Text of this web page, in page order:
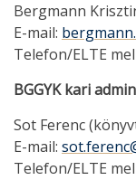
Bergmann
E-mail:
Telefon/ELTE
BGGYK kari
Sot Ferenc
E-mail:
Telefon/ELTE